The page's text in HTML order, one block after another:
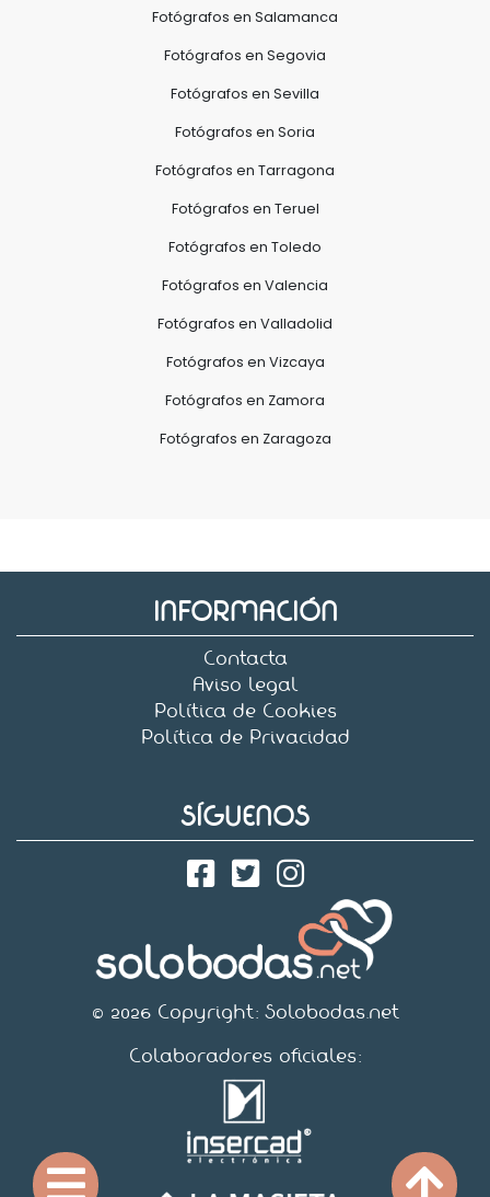
Fotógrafos en Salamanca
Fotógrafos en Segovia
Fotógrafos en Sevilla
Fotógrafos en Soria
Fotógrafos en Tarragona
Fotógrafos en Teruel
Fotógrafos en Toledo
Fotógrafos en Valencia
Fotógrafos en Valladolid
Fotógrafos en Vizcaya
Fotógrafos en Zamora
Fotógrafos en Zaragoza
INFORMACIÓN
Contacta
Aviso legal
Política de Cookies
Política de Privacidad
SÍGUENOS
© 2026 Copyright: Solobodas.net
Colaboradores oficiales: